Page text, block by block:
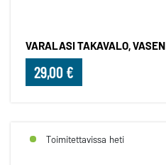
VARALASI TAKAVALO, VASEN
29,00 €
Toimitettavissa heti